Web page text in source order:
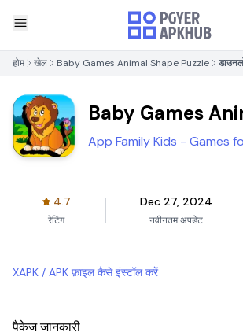
होम खेल Baby Games Animal Shape Puzzle
Baby Games
Puzzle
App Family Kids - Games
4.7
रेटिंग
Dec 27, 2024
नवीनतम अपडेट
XAPK / APK फ़ाइल कैसे इंस्टॉल करें
पैकेज जानकारी